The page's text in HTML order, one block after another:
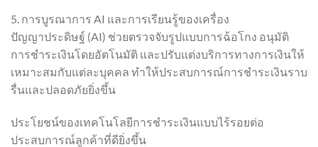
5. การบูรณาการ AI และการเรียนรู้ของเครื่อง
ปัญญาประดิษฐ์ (AI) ช่วยตรวจจับรูปแบบการฉ้อโกง อนุมัติ
การชำระเงินโดยอัตโนมัติ และปรับแต่งบริการทางการเงินให้
เหมาะสมกับแต่ละบุคคล ทำให้ประสบการณ์การชำระเงินราบ
รื่นและปลอดภัยยิ่งขึ้น
ประโยชน์ของเทคโนโลยีการชำระเงินแบบไร้รอยต่อ
ประสบการณ์ลูกค้าที่ดียิ่งขึ้น